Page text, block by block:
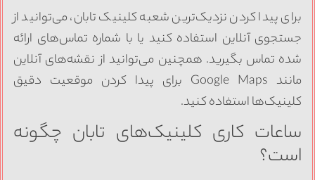
برای پیدا کردن نزدیک‌ترین شعبه کلینیک تابان، می‌توانید از
جستجوی آنلاین استفاده کنید یا با شماره تماس‌های ارائه
شده تماس بگیرید. همچنین می‌توانید از نقشه‌های آنلاین
مانند Google Maps برای پیدا کردن موقعیت دقیق
کلینیک‌ها استفاده کنید.
ساعات کاری کلینیک‌های تابان چگونه
است؟